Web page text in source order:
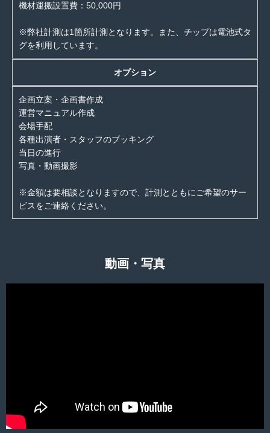
機材運搬設置費：50,000円
※弊社計測は1箇所計測となります。また、チップは電池式タ
グを利用しています。
オプション
企画立案・企画書作成
運営マニュアル作成
会場手配
各種出演者・スタッフのブッキング
当日の進行
写真・動画撮影
※金額は要相談となりますので、計測とともにご希望のサー
ビスをご連絡ください。
動画・写真